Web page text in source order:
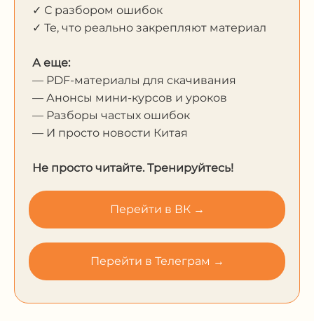
✓ С разбором ошибок
✓ Те, что реально закрепляют материал
А еще:
— PDF-материалы для скачивания
— Анонсы мини-курсов и уроков
— Разборы частых ошибок
— И просто новости Китая
Не просто читайте. Тренируйтесь!
Перейти в ВК →
Перейти в Телеграм →